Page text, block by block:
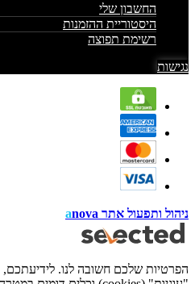
החשבון שלי
היסטוריית ההזמנות
רשימת תפוצה
נגישות
ניהול ותפעול אתר anova
הפרטיות שלכם חשובה לנו.